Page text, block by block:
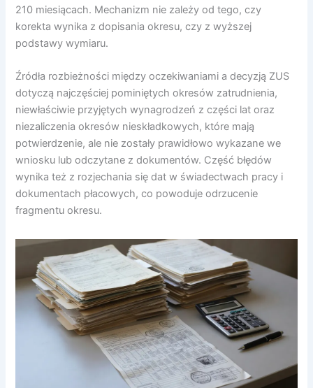
210 miesiącach. Mechanizm nie zależy od tego, czy
korekta wynika z dopisania okresu, czy z wyższej
podstawy wymiaru.
Źródła rozbieżności między oczekiwaniami a decyzją ZUS
dotyczą najczęściej pominiętych okresów zatrudnienia,
niewłaściwie przyjętych wynagrodzeń z części lat oraz
niezaliczenia okresów nieskładkowych, które mają
potwierdzenie, ale nie zostały prawidłowo wykazane we
wniosku lub odczytane z dokumentów. Część błędów
wynika też z rozjechania się dat w świadectwach pracy i
dokumentach płacowych, co powoduje odrzucenie
fragmentu okresu.